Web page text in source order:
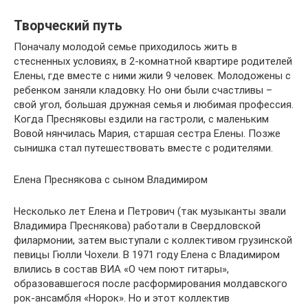
Творческий путь
Поначалу молодой семье приходилось жить в
стесненных условиях, в 2-комнатной квартире родителей
Елены, где вместе с ними жили 9 человек. Молодожены с
ребенком заняли кладовку. Но они были счастливы –
свой угол, большая дружная семья и любимая профессия.
Когда Пресняковы ездили на гастроли, с маленьким
Вовой нянчилась Мария, старшая сестра Елены. Позже
сынишка стал путешествовать вместе с родителями.
Елена Преснякова с сыном Владимиром
Несколько лет Елена и Петрович (так музыканты звали
Владимира Преснякова) работали в Свердловской
филармонии, затем выступали с коллективом грузинской
певицы Гюлли Чохели. В 1971 году Елена с Владимиром
влились в состав ВИА «О чем поют гитары»,
образовавшегося после расформирования молдавского
рок-ансамбля «Норок». Но и этот коллектив